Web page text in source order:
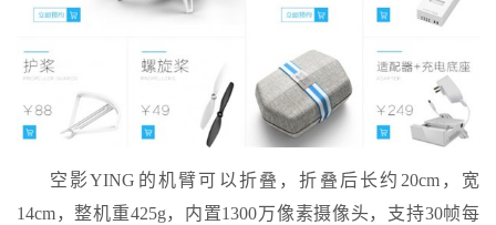
空影YING的机臂可以折叠，折叠后长约20cm，宽
14cm，整机重425g，内置1300万像素摄像头，支持30帧每